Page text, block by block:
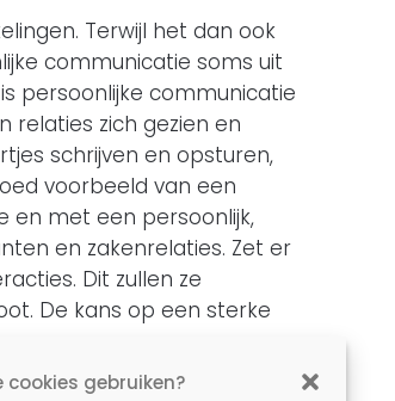
cookies gebruiken?
Terwijl het dan ook
communicatie soms uit
persoonlijke communicatie
relaties zich gezien en
schrijven en opsturen,
voorbeeld van een
en met een persoonlijk,
en zakenrelaties. Zet er
Dit zullen ze
De kans op een sterke